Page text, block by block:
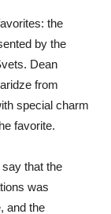
the
by the
Dean
from
special charm
favorite.
that the
was
and the